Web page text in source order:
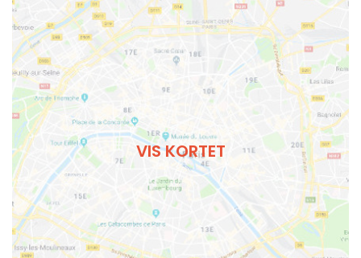
VIS KORTET